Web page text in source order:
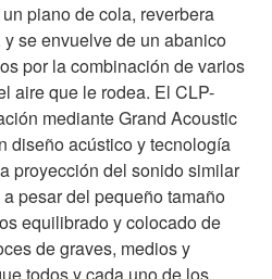
piano de cola, reverbera
se envuelve de un abanico
por la combinación de varios
aire que le rodea. El CLP-
mediante Grand Acoustic
diseño acústico y tecnología
proyección del sonido similar
pesar del pequeño tamaño
equilibrado y colocado de
de graves, medios y